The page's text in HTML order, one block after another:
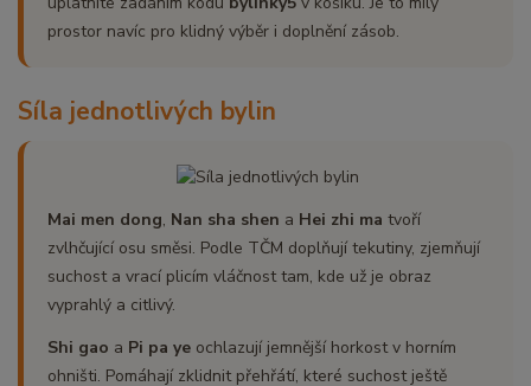
prostor navíc pro klidný výběr i doplnění zásob.
Síla jednotlivých bylin
Mai men dong, Nan sha shen a Hei zhi ma tvoří
zvlhčující osu směsi. Podle TČM doplňují tekutiny, zjemňují
suchost a vrací plicím vláčnost tam, kde už je obraz
vyprahlý a citlivý.
Shi gao a Pi pa ye ochlazují jemnější horkost v horním
ohništi. Pomáhají zklidnit přehřátí, které suchost ještě